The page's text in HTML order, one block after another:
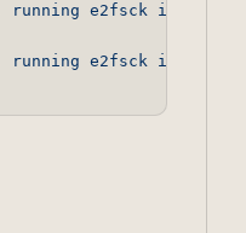
running e2fsck is
running e2fsck is